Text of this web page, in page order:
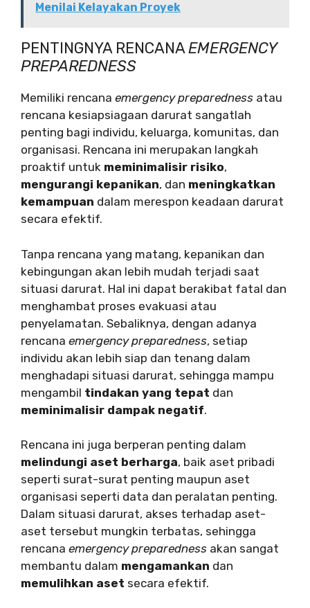
Menilai Kelayakan Proyek
PENTINGNYA RENCANAEMERGENCY
PREPAREDNESS
Memiliki rencana emergency preparedness atau
rencana kesiapsiagaan darurat sangatlah
penting bagi individu, keluarga, komunitas, dan
organisasi. Rencana ini merupakan langkah
proaktif untuk meminimalisir risiko,
mengurangi kepanikan, dan meningkatkan
kemampuan dalam merespon keadaan darurat
secara efektif.
Tanpa rencana yang matang, kepanikan dan
kebingungan akan lebih mudah terjadi saat
situasi darurat. Hal ini dapat berakibat fatal dan
menghambat proses evakuasi atau
penyelamatan. Sebaliknya, dengan adanya
rencana emergency preparedness, setiap
individu akan lebih siap dan tenang dalam
menghadapi situasi darurat, sehingga mampu
mengambil tindakan yang tepat dan
meminimalisir dampak negatif.
Rencana ini juga berperan penting dalam
melindungi aset berharga, baik aset pribadi
seperti surat-surat penting maupun aset
organisasi seperti data dan peralatan penting.
Dalam situasi darurat, akses terhadap aset-
aset tersebut mungkin terbatas, sehingga
rencana emergency preparedness akan sangat
membantu dalam mengamankan dan
memulihkan aset secara efektif.